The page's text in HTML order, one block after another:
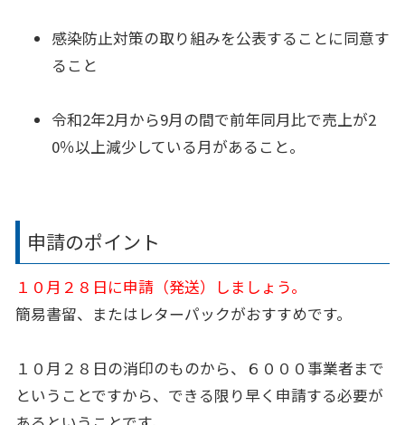
感染防止対策の取り組みを公表することに同意す
ること
令和2年2月から9月の間で前年同月比で売上が2
0％以上減少している月があること。
申請のポイント
１０月２８日に申請（発送）しましょう。
簡易書留、またはレターパックがおすすめです。
１０月２８日の消印のものから、６０００事業者まで
ということですから、できる限り早く申請する必要が